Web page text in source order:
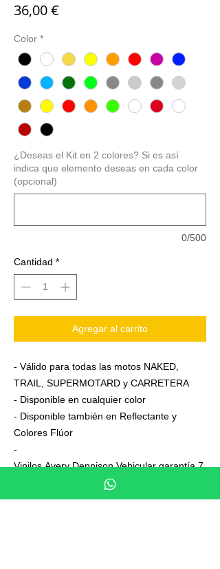
36,00 €
Color *
¿Deseas el Kit en 2 colores? Si es así
indica que elemento deseas en cada color
(opcional)
0/500
Cantidad *
Agregar al carrito
- Válido para todas las motos NAKED,
TRAIL, SUPERMOTARD y CARRETERA
- Disponible en cualquier color
- Disponible también en Reflectante y
Colores Flúor
-
Vinilos Avery Dennison Vehicular garantía 7
- Junto a su pedido se adjuntan unas